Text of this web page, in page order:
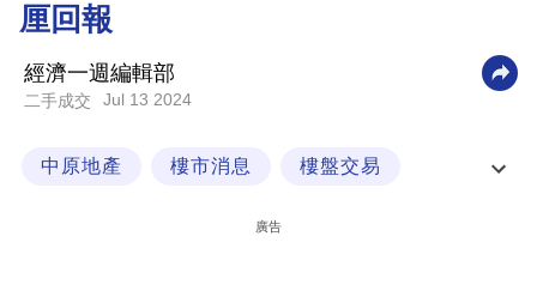
科
技
厘回報
經濟一週編輯部
二手成交 Jul 13 2024
中原地產 樓市消息 樓盤交易
廣告